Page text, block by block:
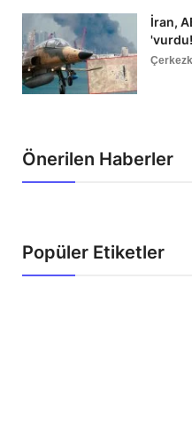
İran,
Önerilen Haberler
Popüler Etiketler